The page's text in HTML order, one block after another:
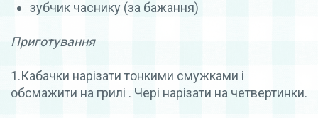
зубчик часнику (за бажання)
Приготування
1.Кабачки нарізати тонкими смужками і
обсмажити на грилі . Чері нарізати на четвертинки.